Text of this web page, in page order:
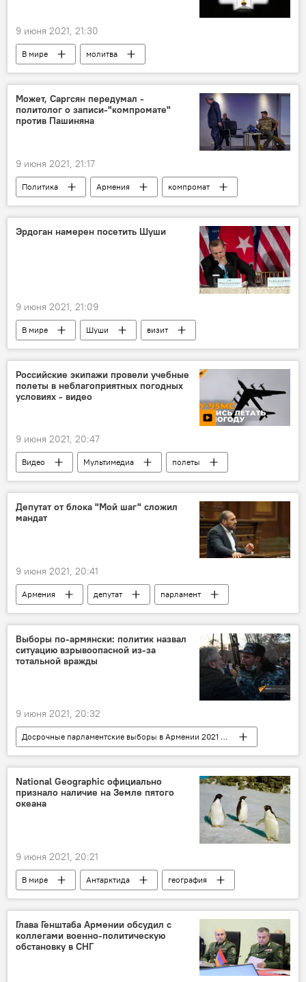
9 июня 2021, 21:30
В мире
молитва
Вознесение Господне
церковь
традиция
Может, Саргсян передумал -
политолог о записи-"компромате"
против Пашиняна
9 июня 2021, 21:17
Политика Армения
компромат
Серж Саргсян
Новости Армения
Эрдоган намерен посетить Шуши
9 июня 2021, 21:09
В мире Шуши визит
Российские экипажи провели учебные
полеты в неблагоприятных погодных
условиях - видео
9 июня 2021, 20:47
Видео Мультимедиа полеты
Депутат от блока "Мой шаг" сложил
мандат
9 июня 2021, 20:41
Армения депутат
парламент
отставки
Выборы по-армянски: политик назвал
ситуацию взрывоопасной из-за
тотальной вражды
9 июня 2021, 20:32
Досрочные парламентские выборы в Армении 2021 - вся актуальная информация
Политика
Армения
Тер-Петросян Левон
команда
Новости Армения
выборы пожар
National Geographic официально
признало наличие на Земле пятого
океана
9 июня 2021, 20:21
В мире Антарктида география
Глава Генштаба Армении обсудил с
коллегами военно-политическую
обстановку в СНГ